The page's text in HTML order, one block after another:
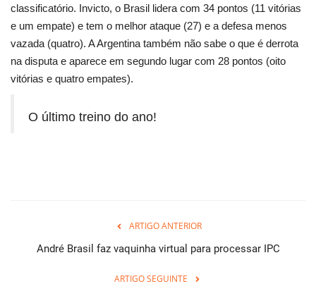
classificatório. Invicto, o Brasil lidera com 34 pontos (11 vitórias
e um empate) e tem o melhor ataque (27) e a defesa menos
vazada (quatro). A Argentina também não sabe o que é derrota
na disputa e aparece em segundo lugar com 28 pontos (oito
vitórias e quatro empates).
O último treino do ano!
ARTIGO ANTERIOR
André Brasil faz vaquinha virtual para processar IPC
ARTIGO SEGUINTE